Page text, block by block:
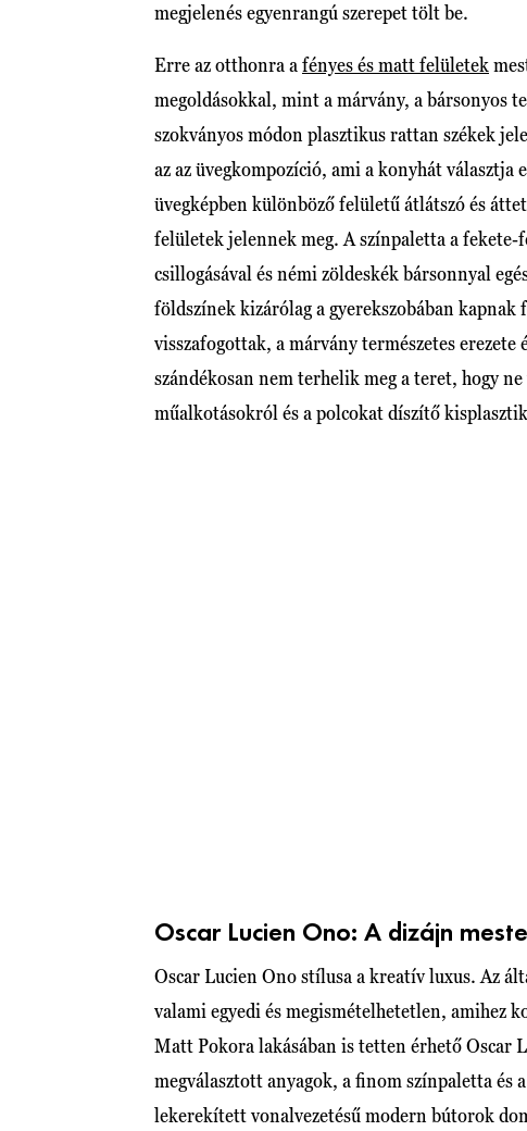
megjelenés egyenrangú szerepet tölt be.
Erre az otthonra afényes és matt felületek
megoldásokkal, mint a márvány, a bársonyos
szokványos módon plasztikus rattan székek
az az üvegkompozíció, ami a konyhát
üvegképben különböző felületű átlátszó és
felületek jelennek meg. A színpaletta a
csillogásával és némi zöldeskék bársonnyal
földszínek kizárólag a gyerekszobában
visszafogottak, a márvány természetes
szándékosan nem terhelik meg a teret, hogy
műalkotásokról és a polcokat díszítő
Oscar Lucien Ono: A dizájn
Oscar Lucien Ono stílusa a kreatív luxus. Az
valami egyedi és megismételhetetlen, amihez
Matt Pokora lakásában is tetten érhető Oscar
megválasztott anyagok, a finom színpaletta és
lekerekített vonalvezetésű modern bútorok